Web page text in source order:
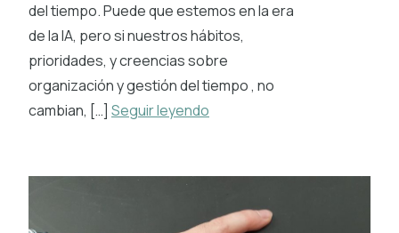
del tiempo. Puede que estemos en la era
de la IA, pero si nuestros hábitos,
prioridades, y creencias sobre
organización y gestión del tiempo , no
cambian, […] Seguir leyendo